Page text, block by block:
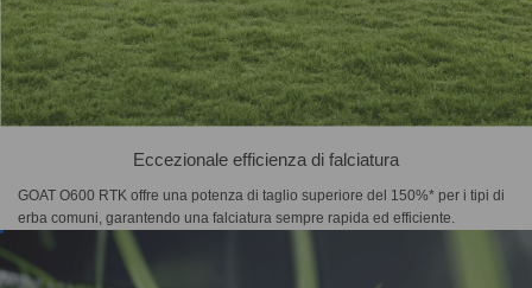
Eccezionale efficienza di falciatura
GOAT O600 RTK offre una potenza di taglio superiore del 150%* per i tipi di
erba comuni, garantendo una falciatura sempre rapida ed efficiente.